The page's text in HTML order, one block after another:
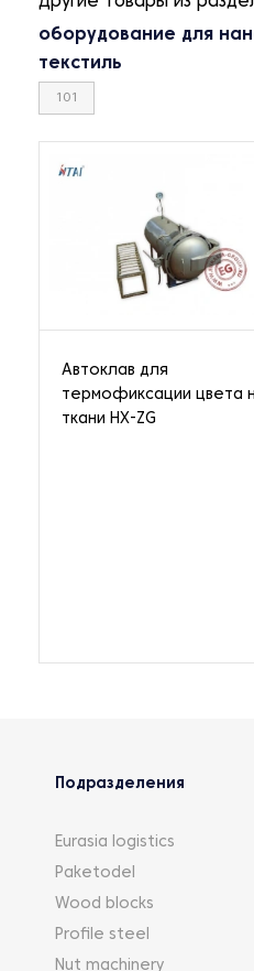
оборудование для
текстиль
101
Автоклав для
термофиксации цвета
ткани HX-ZG
Подразделения
Eurasia logistics
Paketodel
Wood blocks
Profile steel
Nut machinery